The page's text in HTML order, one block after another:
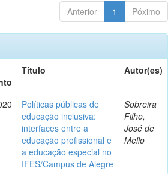
Anterior 1 Póximo
Título Autor(es)
Políticas públicas de
educação inclusiva:
interfaces entre a
educação profissional e
a educação especial no
IFES/Campus de Alegre
Sobreira
Filho,
José de
Mello